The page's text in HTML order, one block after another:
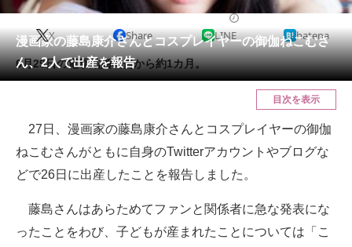
動物 リサーチ
会員記事
メディア
スマホと通信の最新トレンド
進化するPCとデバイスの未来
好きが集まる 比べて選べる
漫画家の藤島康介さんとコスプレイヤーの御伽ねこむさ
ん、2人で出産を報告
X Share LINE hatena
6月29日の電撃結婚報告から約1カ月。
目次を表示
27日、漫画家の藤島康介さんとコスプレイヤーの御伽
ねこむさんがともに自身のTwitterアカウントやブログな
どで26日に出産したことを報告しました。
藤島さんはあらためてファンと関係者に急な発表にな
ったことをわび、子どもが産まれたことについては「こ